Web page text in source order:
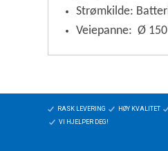
Strømkilde:
Veiepanne: Ø
RASK LEVERING HØY KVALITET
VI HJELPER DEG!